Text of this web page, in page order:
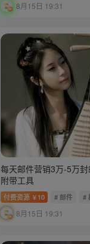
8月15日 19:31
每天邮件营销3万-5万封
附带工具
付费资源 ￥ 10 # 邮件 #
8月15日 19:31